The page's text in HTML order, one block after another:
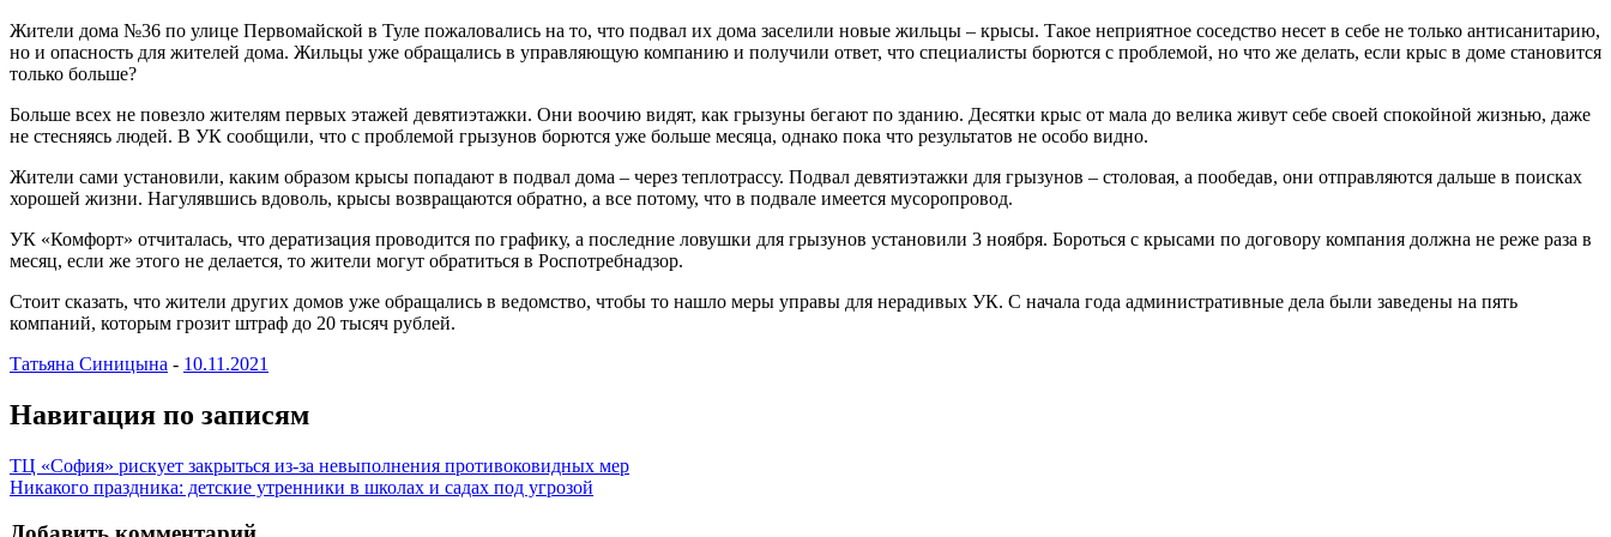
Жители дома №36 по улице Первомайской в Туле пожаловались на то, что подвал их дома заселили новые жильцы – крысы. Такое неприятное соседство несет в себе не только антисанитарию,
но и опасность для жителей дома. Жильцы уже обращались в управляющую компанию и получили ответ, что специалисты борются с проблемой, но что же делать, если крыс в доме становится
только больше?
Больше всех не повезло жителям первых этажей девятиэтажки. Они воочию видят, как грызуны бегают по зданию. Десятки крыс от мала до велика живут себе своей спокойной жизнью, даже
не стесняясь людей. В УК сообщили, что с проблемой грызунов борются уже больше месяца, однако пока что результатов не особо видно.
Жители сами установили, каким образом крысы попадают в подвал дома – через теплотрассу. Подвал девятиэтажки для грызунов – столовая, а пообедав, они отправляются дальше в поисках
хорошей жизни. Нагулявшись вдоволь, крысы возвращаются обратно, а все потому, что в подвале имеется мусоропровод.
УК «Комфорт» отчиталась, что дератизация проводится по графику, а последние ловушки для грызунов установили 3 ноября. Бороться с крысами по договору компания должна не реже раза в
месяц, если же этого не делается, то жители могут обратиться в Роспотребнадзор.
Стоит сказать, что жители других домов уже обращались в ведомство, чтобы то нашло меры управы для нерадивых УК. С начала года административные дела были заведены на пять
компаний, которым грозит штраф до 20 тысяч рублей.
Татьяна Синицына - 10.11.2021
Навигация по записям
ТЦ «София» рискует закрыться из-за невыполнения противоковидных мер
Никакого праздника: детские утренники в школах и садах под угрозой